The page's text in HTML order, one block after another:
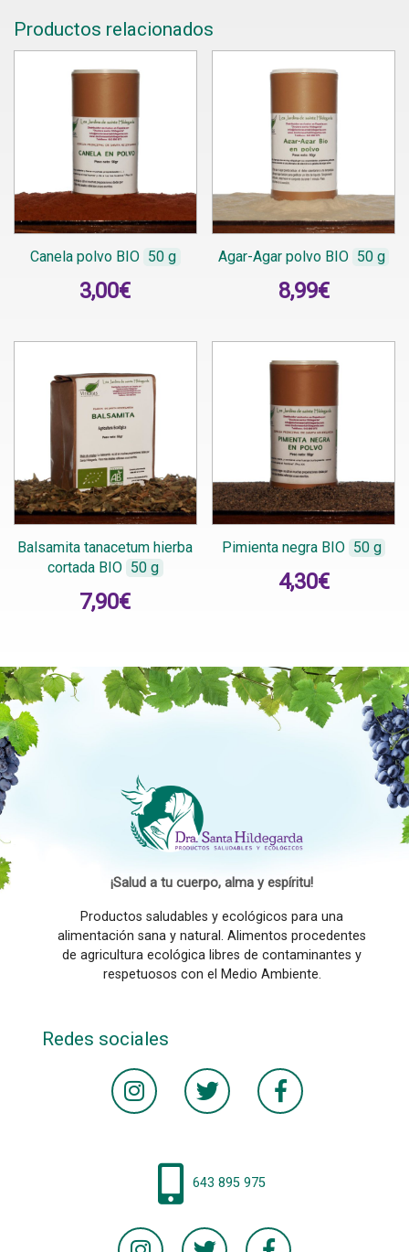
Productos relacionados
Canela polvo BIO 50 g
3,00€
Agar-Agar polvo BIO 50 g
8,99€
Balsamita tanacetum hierba
cortada BIO 50 g
7,90€
Pimienta negra BIO 50 g
4,30€
¡Salud a tu cuerpo, alma y espíritu!
Productos saludables y ecológicos para una
alimentación sana y natural. Alimentos procedentes
de agricultura ecológica libres de contaminantes y
respetuosos con el Medio Ambiente.
Redes sociales
643 895 975